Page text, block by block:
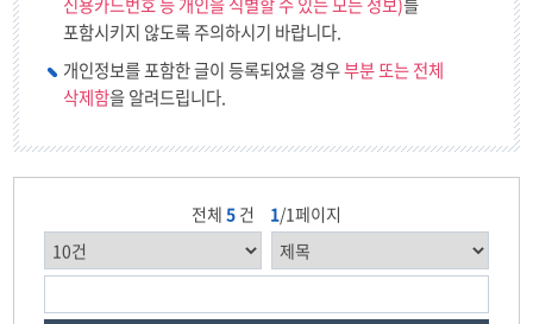
신용카드번호 등 개인을 식별할 수 있는 모든 정보)를
포함시키지 않도록 주의하시기 바랍니다.
개인정보를 포함한 글이 등록되었을 경우부분 또는 전체
삭제함을 알려드립니다.
전체 5 건 1/1페이지